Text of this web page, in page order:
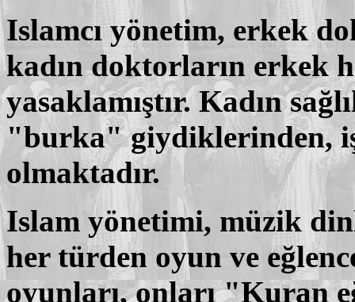
Islamcı yönetim, erkek
kadın doktorların erkek
yasaklamıştır. Kadın
"burka" giydiklerinden,
olmaktadır.
Islam yönetimi, müzik
her türden oyun ve
oyunları, onları "Kuran